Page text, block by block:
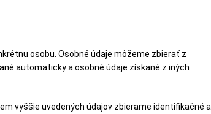
osobu. Osobné údaje môžeme zbierať z
automaticky a osobné údaje získané z iných
vyššie uvedených údajov zbierame identifikačné a